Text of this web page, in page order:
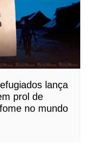
lança
prol de
no mundo